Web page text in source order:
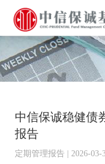
中信保诚稳健债
报告
定期管理报告 | 2026-03-